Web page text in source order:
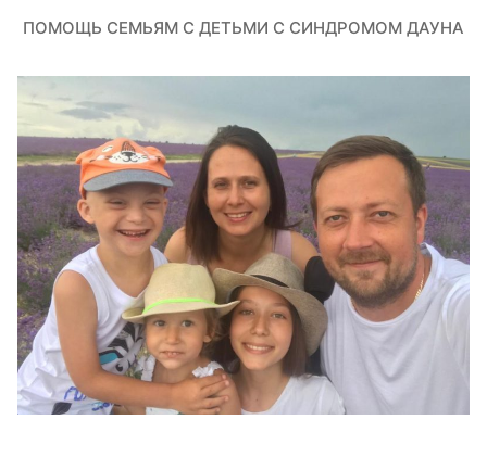
ПОМОЩЬ СЕМЬЯМ С ДЕТЬМИ С СИНДРОМОМ ДАУНА